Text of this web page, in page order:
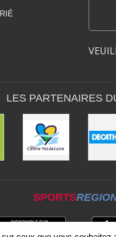
LES PARTENAIRES
SPORTS